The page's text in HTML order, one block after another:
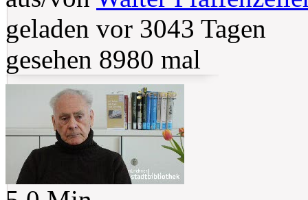
geladen vor 3043 Tagen
gesehen 8980 mal